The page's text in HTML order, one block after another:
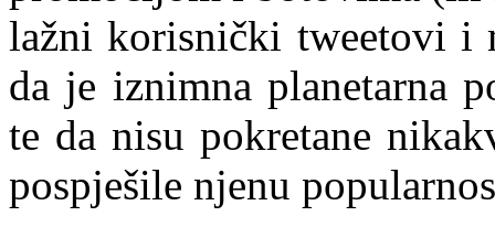
lažni korisnički tweetovi i
da je iznimna planetarna
te da nisu pokretane
pospješile njenu